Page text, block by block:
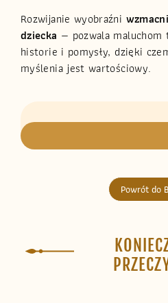
Rozwijanie wyobraźni
dziecka — pozwala maluchom
historie i pomysły, dzięki
myślenia jest wartościowy.
Powrót do